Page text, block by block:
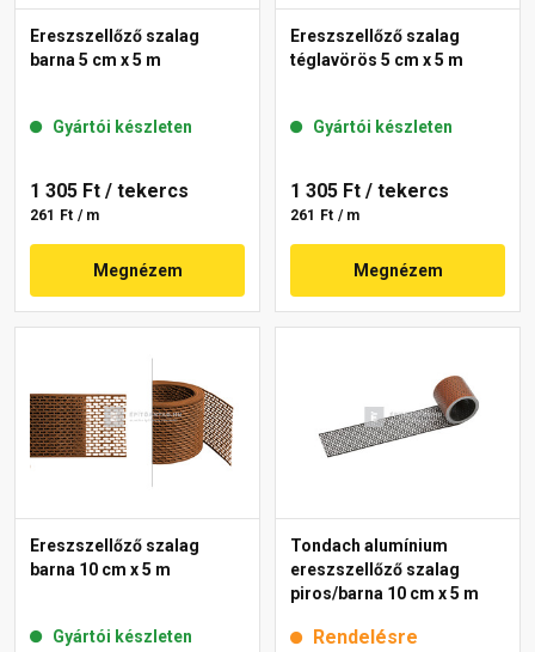
Ereszszellőző szalag
barna 5 cm x 5 m
Gyártói készleten
1 305 Ft / tekercs
261 Ft / m
Megnézem
Ereszszellőző szalag
téglavörös 5 cm x 5 m
Gyártói készleten
1 305 Ft / tekercs
261 Ft / m
Megnézem
Ereszszellőző szalag
barna 10 cm x 5 m
Gyártói készleten
Tondach alumínium
ereszszellőző szalag
piros/barna 10 cm x 5 m
Rendelésre